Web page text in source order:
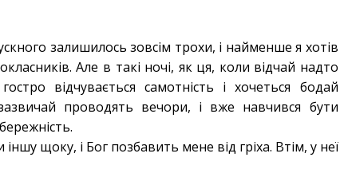
залишилось зовсім трохи, і найменше я хотів
Але в такі ночі, як ця, коли відчай надто
відчувається самотність і хочеться бодай
проводять вечори, і вже навчився бути
щоку, і Бог позбавить мене від гріха. Втім, у неї